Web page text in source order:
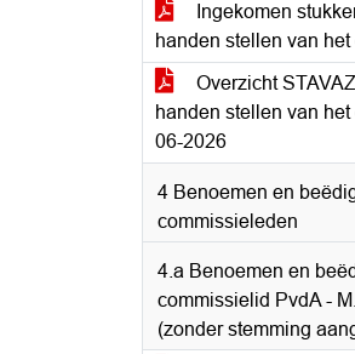
Ingekomen
handen stellen van
Overzicht
handen stellen van
06-2026
4 Benoemen en
commissieleden
4.a Benoemen en
commissielid PvdA -
(zonder stemming